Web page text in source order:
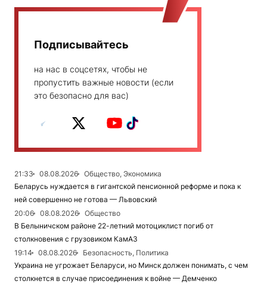
Подписывайтесь
на нас в соцсетях, чтобы не
пропустить важные новости (если
это безопасно для вас)
21:33 08.08.2026
Общество, Экономика
Беларусь нуждается в гигантской пенсионной реформе и пока к
ней совершенно не готова — Львовский
20:06
08.08.2026
Общество
В Белыничском районе 22-летний мотоциклист погиб от
столкновения с грузовиком КамАЗ
19:14
08.08.2026
Безопасность, Политика
Украина не угрожает Беларуси, но Минск должен понимать, с чем
столкнется в случае присоединения к войне — Демченко